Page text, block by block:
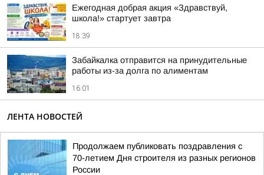
Ежегодная добрая акция «Здравствуй,
школа!» стартует завтра
18:39
Забайкалка отправится на принудительные
работы из-за долга по алиментам
16:01
ЛЕНТА НОВОСТЕЙ
Продолжаем публиковать поздравления с
70-летием Дня строителя из разных регионов
России